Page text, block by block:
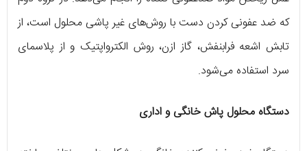
که ضد عفونی کردن دست با روش‌های غیر پاشی محلول است، از
تابش اشعه فرابنفش، گاز ازن، روش الکترواپتیک و از پلاسمای
سرد استفاده می‌شود.
دستگاه محلول پاش خانگی و اداری